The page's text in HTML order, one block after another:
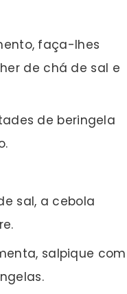
faça-lhes
de chá de sal e
de beringela
sal, a cebola
salpique com